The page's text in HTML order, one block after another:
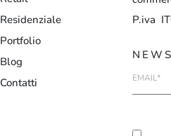
Residenziale
Portfolio
Blog
Contatti
P.iva
mail